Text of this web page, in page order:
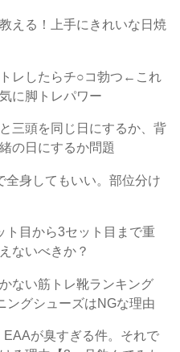
える！上手にきれいな日焼
トレしたらチ○コ勃つ←これ
に脚トレパワー
と三頭を同じ日にするか、背
の日にするか問題
全身してもいい。部位分け
ト目から3セット目まで重
ないべきか？
ない筋トレ靴ランキング
ングシューズはNGな理由
EAAが臭すぎる件。それで